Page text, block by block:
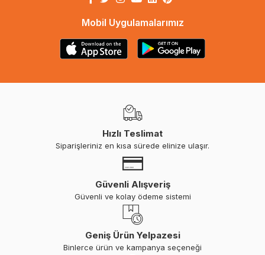
Mobil Uygulamalarımız
Hızlı Teslimat
Siparişleriniz en kısa sürede elinize ulaşır.
Güvenli Alışveriş
Güvenli ve kolay ödeme sistemi
Geniş Ürün Yelpazesi
Binlerce ürün ve kampanya seçeneği